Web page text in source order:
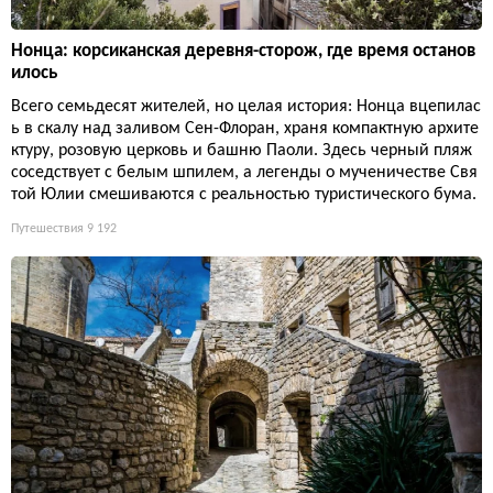
Нонца: корсиканская деревня-сторож, где время останов
илось
Всего семьдесят жителей, но целая история: Нонца вцепилас
ь в скалу над заливом Сен-Флоран, храня компактную архите
ктуру, розовую церковь и башню Паоли. Здесь черный пляж
соседствует с белым шпилем, а легенды о мученичестве Свя
той Юлии смешиваются с реальностью туристического бума.
Путешествия 9 192